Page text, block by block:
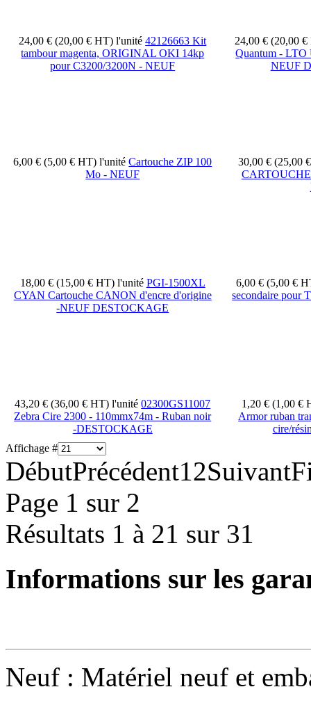
24,00 € (20,00 € HT)l'unité 42126663 Kit
tambour magenta, ORIGINAL OKI 14kp
pour C3200/3200N - NEUF
24,00 € (20,00
Quantum - LTO
NEUF
6,00 € (5,00 € HT)l'unité Cartouche ZIP 100
Mo - NEUF
30,00 € (25,00
18,00 € (15,00 € HT) l'unité PGI-1500XL
CYAN Cartouche CANON d'encre d'origine
-NEUF DESTOCKAGE
6,00 € (5,00 €
secondaire pour
43,20 € (36,00 € HT)l'unité 02300GS11007
Zebra Cire 2300 - 110mmx74m - Ruban noir
-DESTOCKAGE
1,20 € (1,00 €
Armor ruban
cire/
Affichage #
DébutPrécédent12Suivant
Page 1 sur 2
Résultats 1 à 21 sur 31
Informations sur les
Neuf : Matériel neuf et